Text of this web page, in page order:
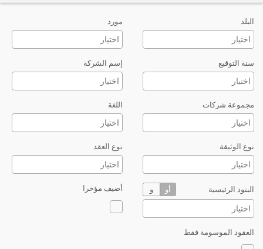
البلد مورد
سنة التوقيع إسم الشركة
مجموعة شركات اللغة
نوع الوثيقة نوع العقد
البنود الرئيسية أو و أضيف مؤخرا
العقود الموسومة فقط